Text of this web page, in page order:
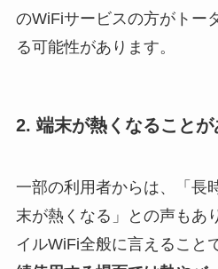
のWiFiサービスの方がトー
る可能性があります。
2. 端末が熱くなることが
一部の利用者からは、「長
末が熱くなる」との声もあ
イルWiFi全般に言えること